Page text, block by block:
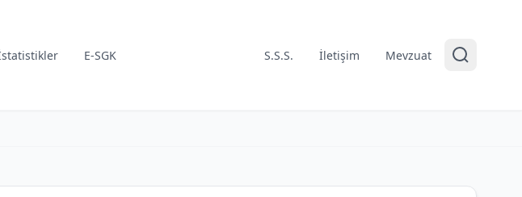
E-SGK S.S.S. İletişim Mevzuat